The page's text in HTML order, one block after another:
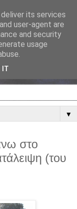
▼
στο
(του
its services
user-agent are
and security
usage
IT